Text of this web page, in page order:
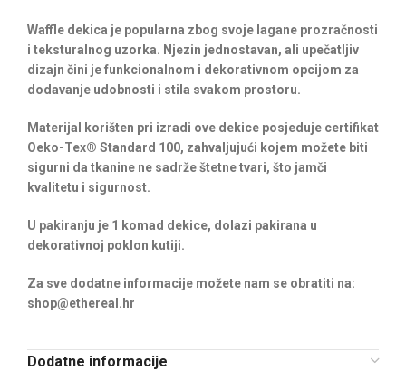
Waffle dekica je popularna zbog svoje lagane prozračnosti
i teksturalnog uzorka. Njezin jednostavan, ali upečatljiv
dizajn čini je funkcionalnom i dekorativnom opcijom za
dodavanje udobnosti i stila svakom prostoru.
Materijal korišten pri izradi ove dekice posjeduje certifikat
Oeko-Tex® Standard 100, zahvaljujući kojem možete biti
sigurni da tkanine ne sadrže štetne tvari, što jamči
kvalitetu i sigurnost.
U pakiranju je 1 komad dekice, dolazi pakirana u
dekorativnoj poklon kutiji.
Za sve dodatne informacije možete nam se obratiti na:
shop@ethereal.hr
Dodatne informacije